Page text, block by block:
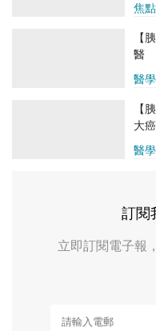
焦
醫
【
醫
事
醫
【
大
訂閱
立即訂閱電子報